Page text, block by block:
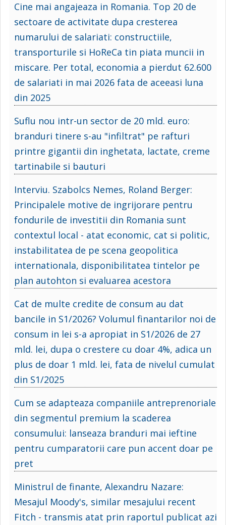
Cine mai angajeaza in Romania. Top 20 de
sectoare de activitate dupa cresterea
numarului de salariati: constructiile,
transporturile si HoReCa tin piata muncii in
miscare. Per total, economia a pierdut 62.600
de salariati in mai 2026 fata de aceeasi luna
din 2025
Suflu nou intr-un sector de 20 mld. euro:
branduri tinere s-au "infiltrat" pe rafturi
printre gigantii din inghetata, lactate, creme
tartinabile si bauturi
Interviu. Szabolcs Nemes, Roland Berger:
Principalele motive de ingrijorare pentru
fondurile de investitii din Romania sunt
contextul local - atat economic, cat si politic,
instabilitatea de pe scena geopolitica
internationala, disponibilitatea tintelor pe
plan autohton si evaluarea acestora
Cat de multe credite de consum au dat
bancile in S1/2026? Volumul finantarilor noi de
consum in lei s-a apropiat in S1/2026 de 27
mld. lei, dupa o crestere cu doar 4%, adica un
plus de doar 1 mld. lei, fata de nivelul cumulat
din S1/2025
Cum se adapteaza companiile antreprenoriale
din segmentul premium la scaderea
consumului: lanseaza branduri mai ieftine
pentru cumparatorii care pun accent doar pe
pret
Ministrul de finante, Alexandru Nazare:
Mesajul Moody's, similar mesajului recent
Fitch - transmis atat prin raportul publicat azi